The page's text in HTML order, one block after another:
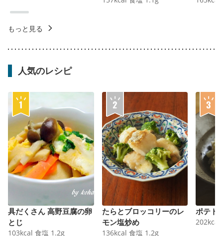
もっと見る
人気のレシピ
具だくさん 高野豆腐の卵
とじ
103kcal 食塩 1.2g
たらとブロッコリーのレ
モン塩炒め
136kcal 食塩 1.2g
ポテト
202kcal